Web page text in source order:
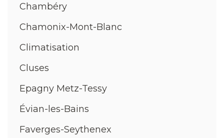
Chambéry
Chamonix-Mont-Blanc
Climatisation
Cluses
Epagny Metz-Tessy
Évian-les-Bains
Faverges-Seythenex